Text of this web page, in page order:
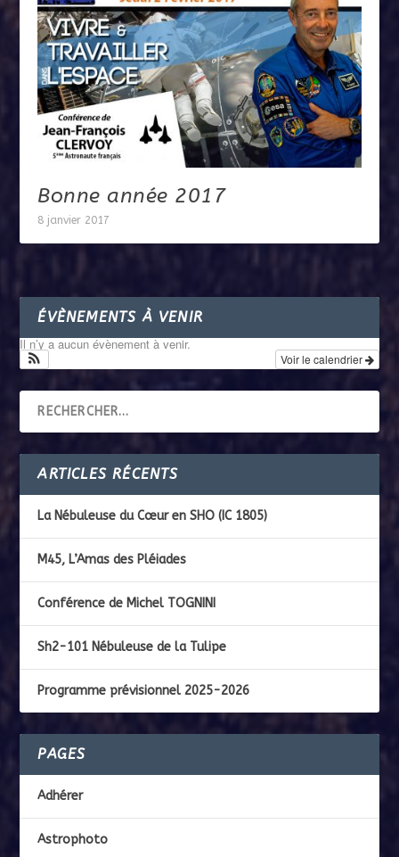
Bonne année 2017
8 janvier 2017
ÉVÈNEMENTS À VENIR
Il n’y a aucun évènement à venir.
Voir le calendrier
ARTICLES RÉCENTS
La Nébuleuse du Cœur en SHO (IC 1805)
M45, L’Amas des Pléiades
Conférence de Michel TOGNINI
Sh2-101 Nébuleuse de la Tulipe
Programme prévisionnel 2025-2026
PAGES
Adhérer
Astrophoto